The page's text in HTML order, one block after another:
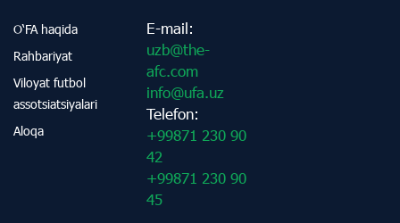
O‘FA haqida
Rahbariyat
Viloyat futbol
assotsiatsiyalari
Aloqa
E-mail:
uzb@the-
afc.com
info@ufa.uz
Telefon:
+99871 230 90
42
+99871 230 90
45